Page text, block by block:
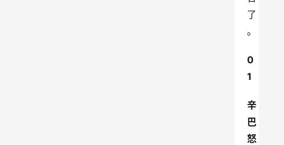
了
。
0
1
辛
巴
怒